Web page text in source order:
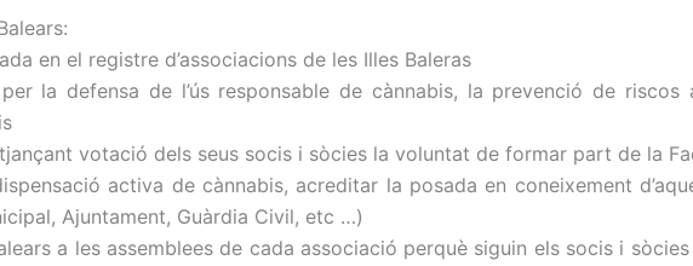
en el registre d’associacions de les Illes Baleras
la defensa de l’ús responsable de cànnabis, la prevenció de
votació dels seus socis i sòcies la voluntat de formar part de la
activa de cànnabis, acreditar la posada en coneixement
Ajuntament, Guàrdia Civil, etc …)
a les assemblees de cada associació perquè siguin els socis i